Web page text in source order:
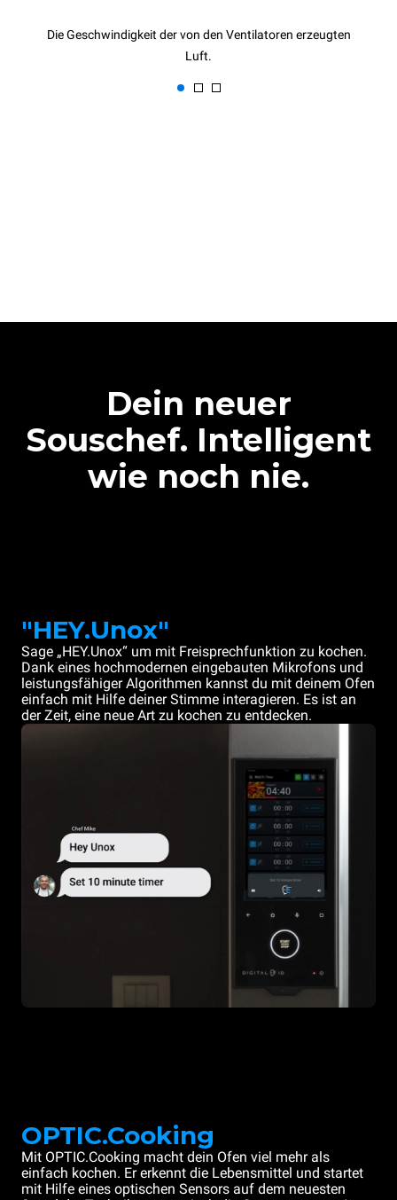
Die Geschwindigkeit der von den Ventilatoren erzeugten
Luft.
Dein neuer
Souschef. Intelligent
wie noch nie.
"HEY.Unox"
Sage „HEY.Unox“ um mit Freisprechfunktion zu kochen.
Dank eines hochmodernen eingebauten Mikrofons und
leistungsfähiger Algorithmen kannst du mit deinem Ofen
einfach mit Hilfe deiner Stimme interagieren. Es ist an
der Zeit, eine neue Art zu kochen zu entdecken.
OPTIC.Cooking
Mit OPTIC.Cooking macht dein Ofen viel mehr als
einfach kochen. Er erkennt die Lebensmittel und startet
mit Hilfe eines optischen Sensors auf dem neuesten